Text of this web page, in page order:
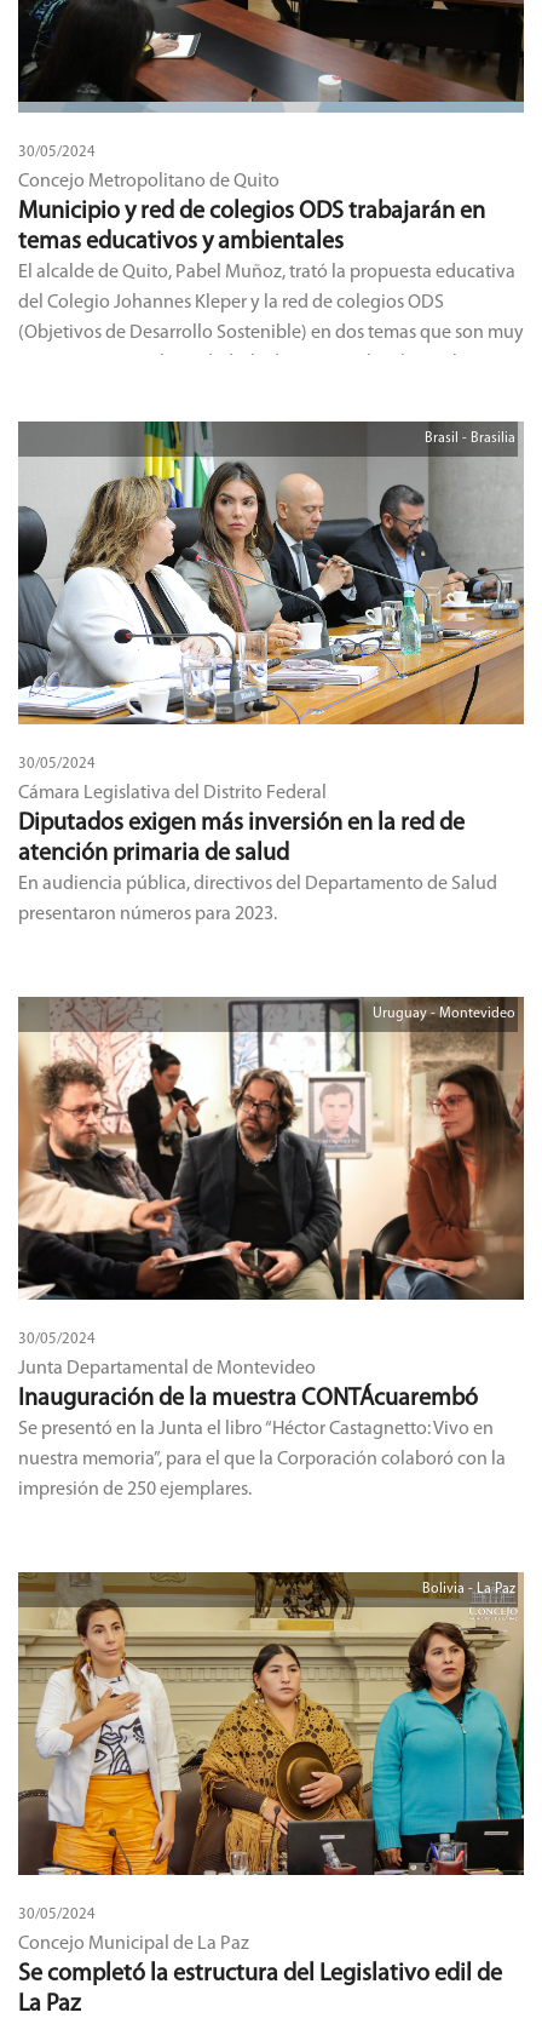
30/05/2024
Concejo Metropolitano de Quito
Municipio y red de colegios ODS trabajarán en
temas educativos y ambientales
El alcalde de Quito, Pabel Muñoz, trató la propuesta educativa
del Colegio Johannes Kleper y la red de colegios ODS
(Objetivos de Desarrollo Sostenible) en dos temas que son muy
30/05/2024
Cámara Legislativa del Distrito Federal
Brasil - Brasilia
Diputados exigen más inversión en la red de
atención primaria de salud
En audiencia pública, directivos del Departamento de Salud
presentaron números para 2023.
30/05/2024
Junta Departamental de Montevideo
Uruguay - Montevideo
Inauguración de la muestra CONTÁcuarembó
Se presentó en la Junta el libro “Héctor Castagnetto: Vivo en
nuestra memoria”, para el que la Corporación colaboró con la
impresión de 250 ejemplares.
30/05/2024
Concejo Municipal de La Paz
Bolivia - La Paz
Se completó la estructura del Legislativo edil de
La Paz